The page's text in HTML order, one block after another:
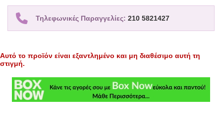
Τηλεφωνικές Παραγγελίες: 210 5821427
Αυτό το προϊόν είναι εξαντλημένο και μη διαθέσιμο αυτή τη
στιγμή.